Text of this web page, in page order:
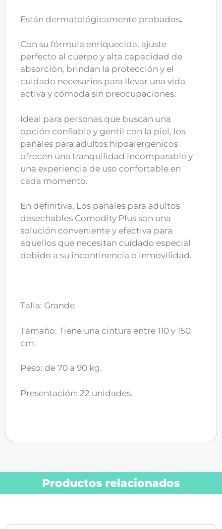
Están dermatológicamente probados.
Con su fórmula enriquecida, ajuste
perfecto al cuerpo y alta capacidad de
absorción, brindan la protección y el
cuidado necesarios para llevar una vida
activa y cómoda sin preocupaciones.
Ideal para personas que buscan una
opción confiable y gentil con la piel, los
pañales para adultos hipoalergénicos
ofrecen una tranquilidad incomparable y
una experiencia de uso confortable en
cada momento.
En definitiva, Los pañales para adultos
desechables Comodity Plus son una
solución conveniente y efectiva para
aquellos que necesitan cuidado especial
debido a su incontinencia o inmovilidad.
Talla: Grande
Tamaño: Tiene una cintura entre 110 y 150
cm.
Peso: de 70 a 90 kg.
Presentación: 22 unidades.
Productos relacionados